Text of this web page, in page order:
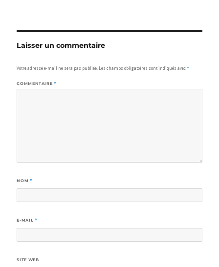
Laisser un commentaire
Votre adresse e-mail ne sera pas publiée. Les champs obligatoires sont indiqués avec*
COMMENTAIRE *
NOM *
E-MAIL *
SITE WEB